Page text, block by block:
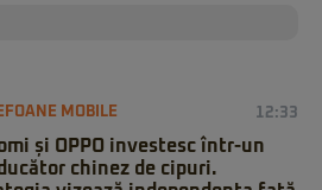
MOBILE 12:33
și OPPO investesc într-un
chinez de cipuri.